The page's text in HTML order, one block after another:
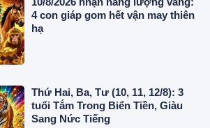
4 con giáp gom hết vận may thiên
hạ
Thứ Hai, Ba, Tư (10, 11, 12/8): 3
tuổi Tắm Trong Biển Tiền, Giàu
Sang Nức Tiếng